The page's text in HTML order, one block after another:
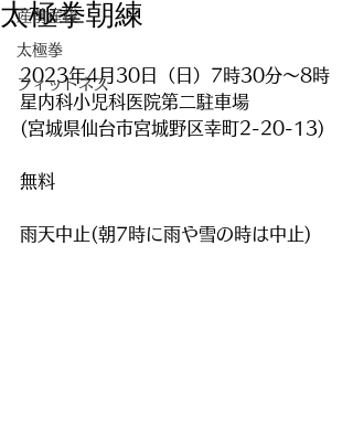
産前産後
太極拳
フィットネス
太極拳朝練
2023年4月30日（日）7時30分～8時
星内科小児科医院第二駐車場
(宮城県仙台市宮城野区幸町2-20-13)
無料
雨天中止(朝7時に雨や雪の時は中止)